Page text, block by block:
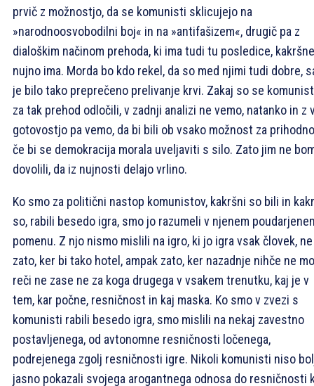
prvič z možnostjo, da se komunisti sklicujejo na
»narodnoosvobodilni boj« in na »antifašizem«, drugič pa z
dialoškim načinom prehoda, ki ima tudi tu posledice, kakršne
nujno ima. Morda bo kdo rekel, da so med njimi tudi dobre,
je bilo tako preprečeno prelivanje krvi. Zakaj so se
za tak prehod odločili, v zadnji analizi ne vemo, natanko in z
gotovostjo pa vemo, da bi bili ob vsako možnost za
če bi se demokracija morala uveljaviti s silo. Zato jim ne
dovolili, da iz nujnosti delajo vrlino.
Ko smo za politični nastop komunistov, kakršni so bili in
so, rabili besedo igra, smo jo razumeli v njenem
pomenu. Z njo nismo mislili na igro, ki jo igra vsak človek, ne
zato, ker bi tako hotel, ampak zato, ker nazadnje nihče ne
reči ne zase ne za koga drugega v vsakem trenutku, kaj je v
tem, kar počne, resničnost in kaj maska. Ko smo v zvezi s
komunisti rabili besedo igra, smo mislili na nekaj zavestno
postavljenega, od avtonomne resničnosti ločenega,
podrejenega zgolj resničnosti igre. Nikoli komunisti niso
jasno pokazali svojega arogantnega odnosa do resničnosti